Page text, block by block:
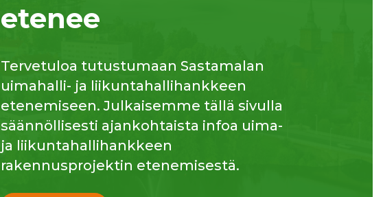
etenee
Tervetuloa tutustumaan Sastamalan
uimahalli- ja liikuntahallihankkeen
etenemiseen. Julkaisemme tällä sivulla
säännöllisesti ajankohtaista infoa uima-
ja liikuntahallihankkeen
rakennusprojektin etenemisestä.